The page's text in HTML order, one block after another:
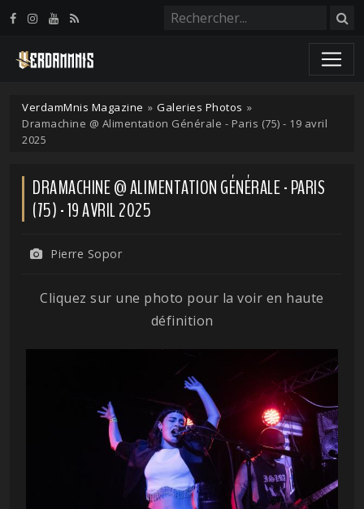
VerdamMnis Magazine » Galeries Photos »
Dramachine @ Alimentation Générale - Paris (75) - 19 avril
2025
DRAMACHINE @ ALIMENTATION GÉNÉRALE - PARIS
(75) - 19 AVRIL 2025
Pierre Sopor
Cliquez sur une photo pour la voir en haute
définition
Panneau de gestion des cookies